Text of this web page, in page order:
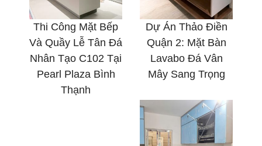
Thi Công Mặt Bếp
Và Quầy Lễ Tân Đá
Nhân Tạo C102 Tại
Pearl Plaza Bình
Thạnh
Dự Án Thảo Điền
Quận 2: Mặt Bàn
Lavabo Đá Vân
Mây Sang Trọng